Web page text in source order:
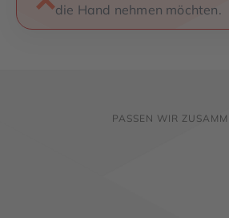
die Hand nehmen möchten.
PASSEN WIR